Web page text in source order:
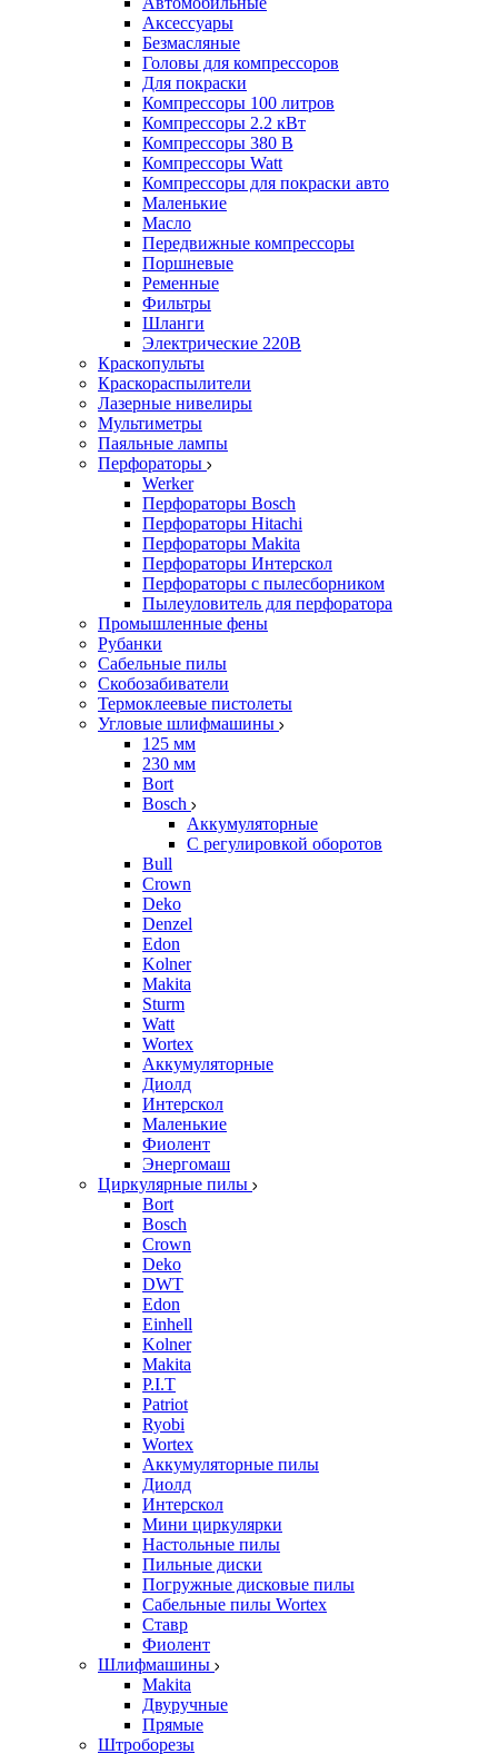
Аксессуары
Безмасляные
Головы для компрессоров
Для покраски
Компрессоры 100 литров
Компрессоры 2.2 кВт
Компрессоры 380 В
Компрессоры Watt
Компрессоры для покраски авто
Маленькие
Масло
Передвижные компрессоры
Поршневые
Ременные
Фильтры
Шланги
Электрические 220В
Краскопульты
Краскораспылители
Лазерные нивелиры
Мультиметры
Паяльные лампы
Перфораторы
Werker
Перфораторы Bosch
Перфораторы Hitachi
Перфораторы Makita
Перфораторы Интерскол
Перфораторы с пылесборником
Пылеуловитель для перфоратора
Промышленные фены
Рубанки
Сабельные пилы
Скобозабиватели
Термоклеевые пистолеты
Угловые шлифмашины
125 мм
230 мм
Bort
Bosch
Аккумуляторные
С регулировкой оборотов
Bull
Crown
Deko
Denzel
Edon
Kolner
Makita
Sturm
Watt
Wortex
Аккумуляторные
Диолд
Интерскол
Маленькие
Фиолент
Энергомаш
Циркулярные пилы
Bort
Bosch
Crown
Deko
DWT
Edon
Einhell
Kolner
Makita
P.I.T
Patriot
Ryobi
Wortex
Аккумуляторные пилы
Диолд
Интерскол
Мини циркулярки
Настольные пилы
Пильные диски
Погружные дисковые пилы
Сабельные пилы Wortex
Ставр
Фиолент
Шлифмашины
Makita
Двуручные
Прямые
Штроборезы